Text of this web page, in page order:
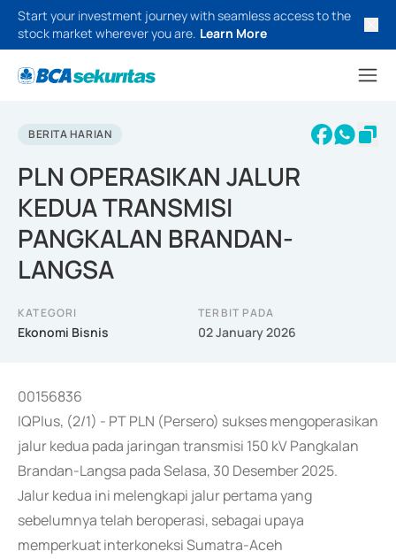
Start your investment journey with seamless access to the
stock market wherever you are. Learn More
BERITA HARIAN
PLN OPERASIKAN JALUR
KEDUA TRANSMISI
PANGKALAN BRANDAN-
LANGSA
KATEGORI
Ekonomi Bisnis
TERBIT PADA
02 January 2026
00156836
IQPlus, (2/1) - PT PLN (Persero) sukses mengoperasikan
jalur kedua pada jaringan transmisi 150 kV Pangkalan
Brandan-Langsa pada Selasa, 30 Desember 2025.
Jalur kedua ini melengkapi jalur pertama yang
sebelumnya telah beroperasi, sebagai upaya
memperkuat interkoneksi Sumatra-Aceh